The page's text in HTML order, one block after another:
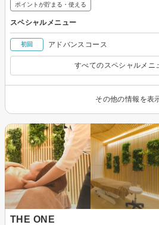
ポイントが貯まる・使える
スペシャルメニュー
初回 アドバンスコース
すべてのスペシャルメニ
その他の情報を表
THE ONE